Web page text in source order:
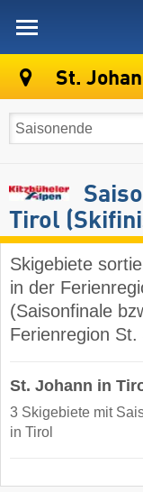
St.
Tirol
Skigebiete
in der
(Saisonfinale
Ferienregion
St. Johann in
3 Skigebiete mit
in Tirol